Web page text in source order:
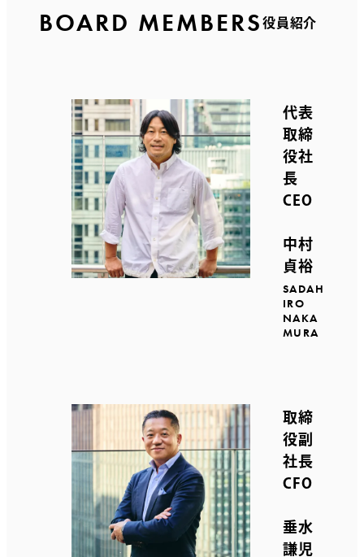
BOARD MEMBERS 役員紹介
代表
取締
役社
長
CEO
中村
貞裕
SADAH
IRO
NAKA
MURA
取締
役副
社長
CFO
垂水
謙児